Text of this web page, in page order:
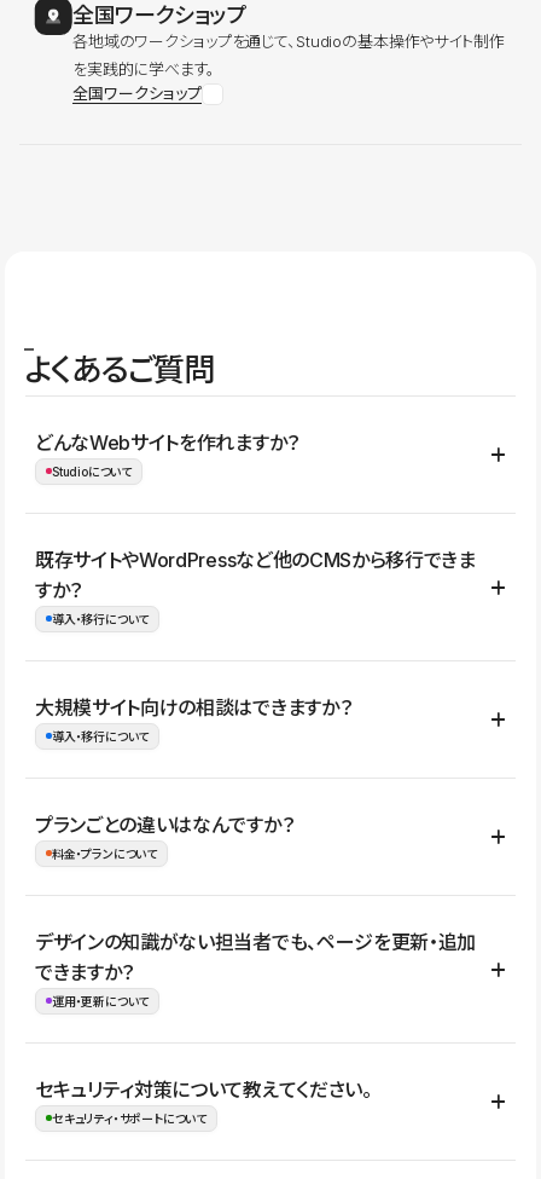
全国ワークショップ
各地域のワークショップを通じて、Studioの基本操作やサイト制作
を実践的に学べます。
全国ワークショップ
よくあるご質問
どんなWebサイトを作れますか？
Studioについて
コーポレートサイト、サービスサイト、LP、採用サイト、ブロ
グ・メディア、イベントサイト、店舗・商品紹介サイト、ポートフ
ォリオなど幅広く制作できます。
既存サイトやWordPressなど他のCMSから移行できま
すか？
導入・移行について
はい。既存サイトの構成やコンテンツ、URLを整理したうえで、
Studio上に再構築する形で移行できます。 WordPressの場合は、
イト全体のデザインや設定がそのまま移行されるわけではないた
め、移行後にページ構成やデザイン、CMS設計、URL・リダイレク
大規模サイト向けの相談はできますか？
導入・移行について
はい。アクセス規模が大きいサイトや、複数部門での運用、権限管
理、セキュリティ確認、既存システムとの連携など、個別の要件が
ない段階でも、お問い合わせください。
お問合せはこちら
プランごとの違いはなんですか？
料金・プランについて
公開ページ数、バージョン履歴の期間、CMS利用数の上限、権限
管理の有無などがプランごとに異なります。詳しくは料金プランペ
ージをご覧ください。
デザインの知識がない担当者でも、ページを更新・追加
できますか？
運用・更新について
はい。CMSやコンポーネントを活用して更新範囲を設計しておく
ことで、デザインを崩しにくい状態で運用できます。 さらにコン
セキュリティ対策について教えてください。
セキュリティ・サポートについて